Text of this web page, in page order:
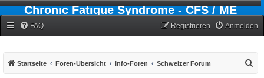
Chronic Fatigue Syndrome - CFS / ME
FAQ Anmelden
Registrieren
Startseite Foren-Übersicht Info-Foren Schweizer Forum